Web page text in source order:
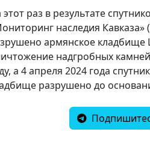
этот раз в результате
наследия Кавказа»
армянское
надгробных
а 4 апреля 2024 года
разрушено до